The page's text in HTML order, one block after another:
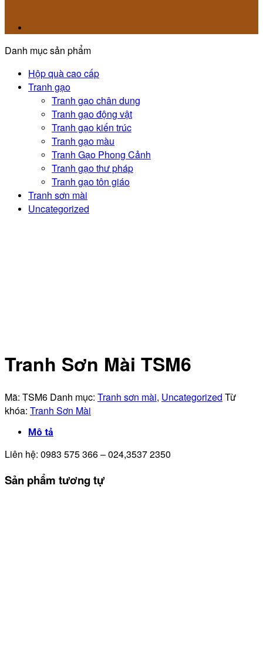
Danh mục sản phẩm
Hộp quà cao cấp
Tranh gạo
Tranh gạo chân dung
Tranh gạo động vật
Tranh gạo kiến trúc
Tranh gạo màu
Tranh Gạo Phong Cảnh
Tranh gạo thư pháp
Tranh gạo tôn giáo
Tranh sơn mài
Uncategorized
Tranh Sơn Mài TSM6
Mã: TSM6 Danh mục: Tranh sơn mài, Uncategorized Từ
khóa: Tranh Sơn Mài
Mô tả
Liên hệ: 0983 575 366 – 024,3537 2350
Sản phẩm tương tự